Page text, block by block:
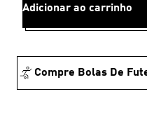
Adicionar ao carrinho
Compre Bolas De